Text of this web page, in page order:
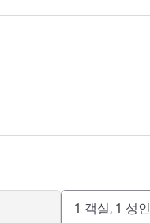
1 객실, 1 성인